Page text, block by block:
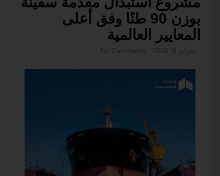
بوزن 90 طنًا وفق أعلى
المعايير العالمية